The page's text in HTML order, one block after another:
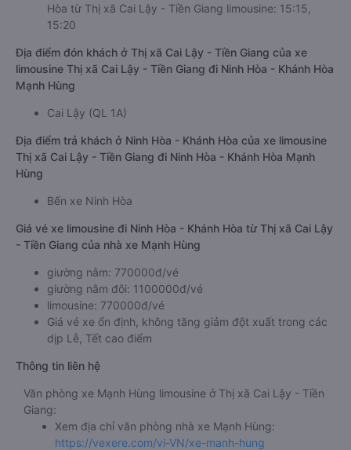
Hòa từ Thị xã Cai Lậy - Tiền Giang limousine: 15:15,
15:20
Địa điểm đón khách ở Thị xã Cai Lậy - Tiền Giang của xe
limousine Thị xã Cai Lậy - Tiền Giang đi Ninh Hòa - Khánh Hòa
Mạnh Hùng
Cai Lậy (QL 1A)
Địa điểm trả khách ở Ninh Hòa - Khánh Hòa của xe limousine
Thị xã Cai Lậy - Tiền Giang đi Ninh Hòa - Khánh Hòa Mạnh
Hùng
Bến xe Ninh Hòa
Giá vé xe limousine đi Ninh Hòa - Khánh Hòa từ Thị xã Cai Lậy
- Tiền Giang của nhà xe Mạnh Hùng
giường nằm: 770000đ/vé
giường nằm đôi: 1100000đ/vé
limousine: 770000đ/vé
Giá vé xe ổn định, không tăng giảm đột xuất trong các
dịp Lễ, Tết cao điểm
Thông tin liên hệ
Văn phòng xe Mạnh Hùng limousine ở Thị xã Cai Lậy - Tiền
Giang:
Xem địa chỉ văn phòng nhà xe Mạnh Hùng:
https://vexere.com/vi-VN/xe-manh-hung